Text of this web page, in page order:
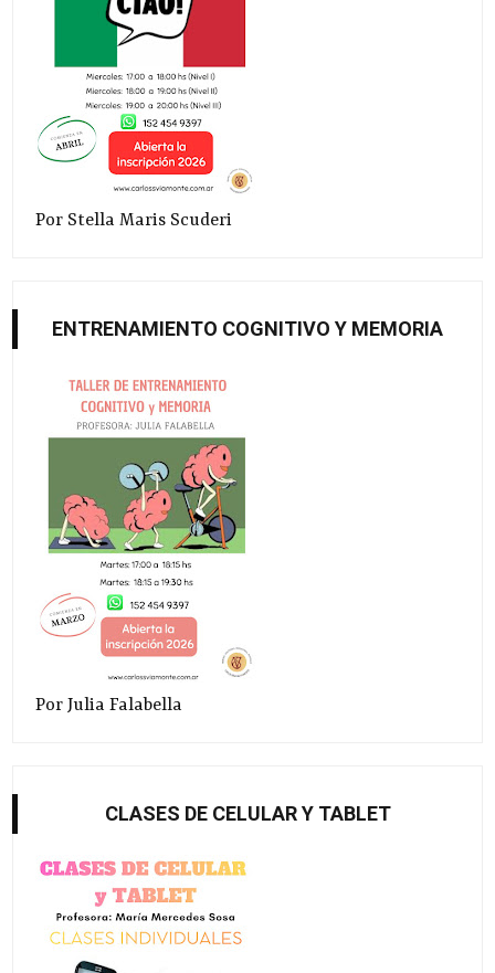
Por Stella Maris Scuderi
ENTRENAMIENTO COGNITIVO Y MEMORIA
Por Julia Falabella
CLASES DE CELULAR Y TABLET